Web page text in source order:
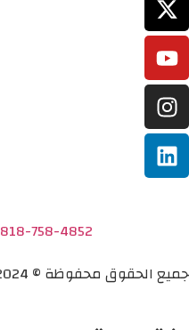
818-758-4852
جميع الحقوق محفوظة © 2024